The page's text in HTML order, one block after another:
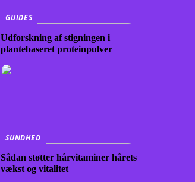
GUIDES
Udforskning af stigningen i
plantebaseret proteinpulver
SUNDHED
Sådan støtter hårvitaminer hårets
vækst og vitalitet